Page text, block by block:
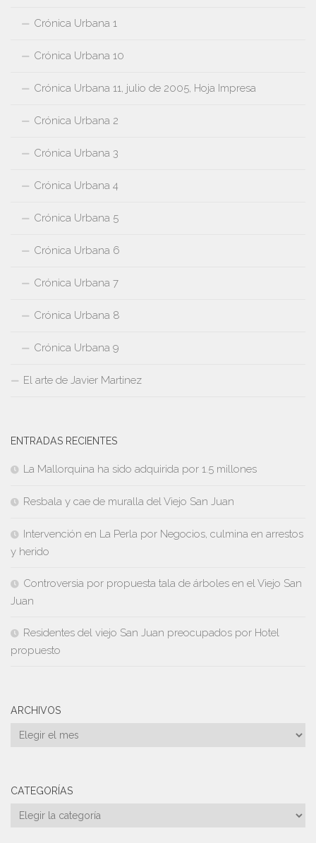
Crónica Urbana 1
Crónica Urbana 10
Crónica Urbana 11, julio de 2005, Hoja Impresa
Crónica Urbana 2
Crónica Urbana 3
Crónica Urbana 4
Crónica Urbana 5
Crónica Urbana 6
Crónica Urbana 7
Crónica Urbana 8
Crónica Urbana 9
El arte de Javier Martinez
ENTRADAS RECIENTES
La Mallorquina ha sido adquirida por 1.5 millones
Resbala y cae de muralla del Viejo San Juan
Intervención en La Perla por Negocios, culmina en arrestos
y herido
Controversia por propuesta tala de árboles en el Viejo San
Juan
Residentes del viejo San Juan preocupados por Hotel
propuesto
ARCHIVOS
Archivos
CATEGORÍAS
Categorías